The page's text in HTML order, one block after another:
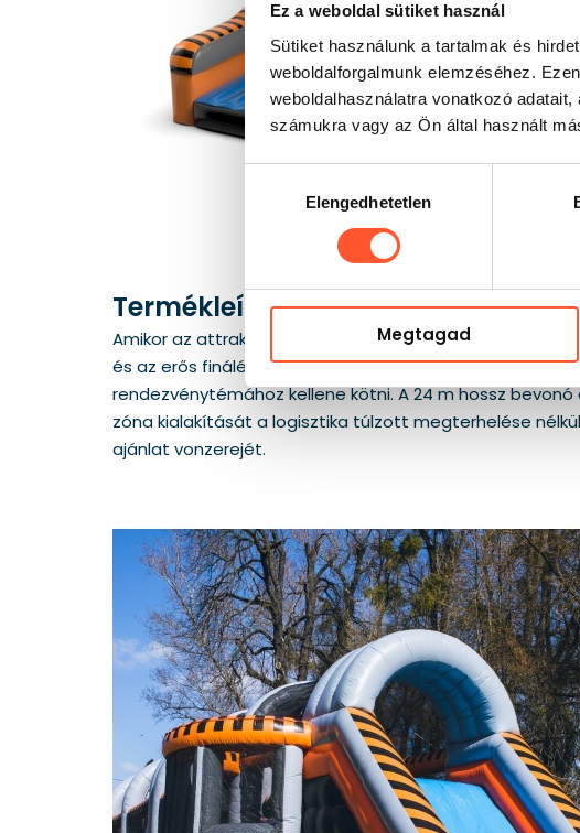
Ez a weboldal sütiket használ
Sütiket használunk a tartalmak és
weboldalforgalmunk elemzéséhez.
weboldalhasználatra vonatkozó
számukra vagy az Ön által használt
kiválasztásaElengedhetetlen
Megtagad
Termékleírás
Amikor az attrakciónak egyetlen gyors belépésnél
és az erős finálé számít. A klasszikus stílus
rendezvénytémához kellene kötni. A 24 m hossz
zóna kialakítását a logisztika túlzott megterhelése
ajánlat vonzerejét.